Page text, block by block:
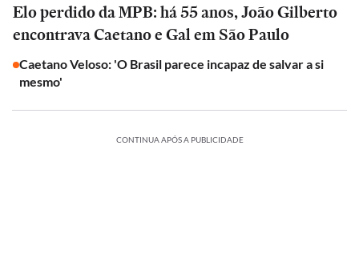
Elo perdido da MPB: há 55 anos, João Gilberto
encontrava Caetano e Gal em São Paulo
Caetano Veloso: 'O Brasil parece incapaz de salvar a si
mesmo'
CONTINUA APÓS A PUBLICIDADE